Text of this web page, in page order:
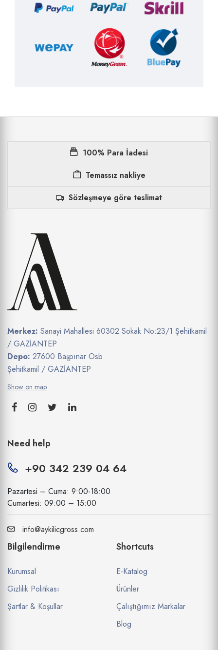
100% Para İadesi
Temassız nakliye
Sözleşmeye göre teslimat
Merkez: Sanayi Mahallesi 60302 Sokak No:23/1 Şehitkamil
/ GAZİANTEP
Depo: 27600 Başpınar Osb
Şehitkamil / GAZİANTEP
Show on map
Need help
+90 342 239 04 64
Pazartesi – Cuma: 9:00-18:00
Cumartesi: 09:00 – 15:00
info@aykilicgross.com
Bilgilendirme
Kurumsal
Gizlilik Politikası
Şartlar & Koşullar
Shortcuts
E-Katalog
Ürünler
Çalıştığımız Markalar
Blog